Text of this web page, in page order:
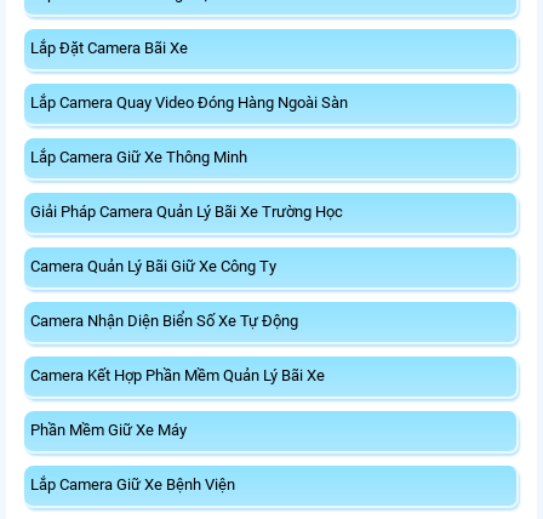
Lắp Đặt Camera Bãi Xe
Lắp Camera Quay Video Đóng Hàng Ngoài Sàn
Lắp Camera Giữ Xe Thông Minh
Giải Pháp Camera Quản Lý Bãi Xe Trường Học
Camera Quản Lý Bãi Giữ Xe Công Ty
Camera Nhận Diện Biển Số Xe Tự Động
Camera Kết Hợp Phần Mềm Quản Lý Bãi Xe
Phần Mềm Giữ Xe Máy
Lắp Camera Giữ Xe Bệnh Viện